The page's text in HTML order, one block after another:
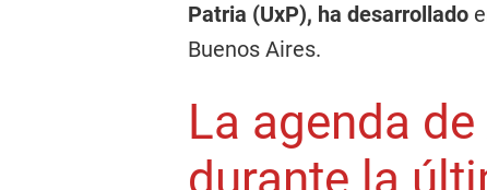
Patria (UxP), ha desarrollado
Buenos Aires.
La agenda